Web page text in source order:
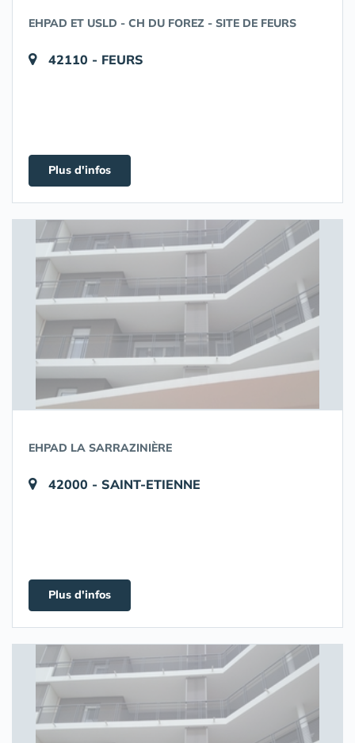
EHPAD ET USLD - CH DU FOREZ - SITE DE FEURS
42110 - FEURS
Plus d'infos
EHPAD LA SARRAZINIÈRE
42000 - SAINT-ETIENNE
Plus d'infos